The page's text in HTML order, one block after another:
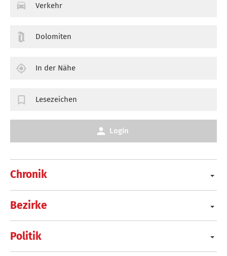
Chronik
Bezirke
Politik
Verkehr
Dolomiten
In der Nähe
Lesezeichen
Login